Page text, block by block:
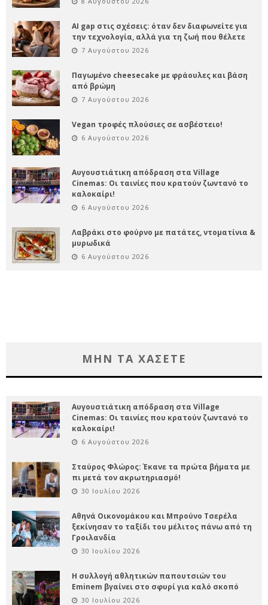
AI gap στις σχέσεις: όταν δεν διαφωνείτε για
την τεχνολογία, αλλά για τη ζωή που θέλετε
7 Αυγούστου 2026
Παγωμένο cheesecake με φράουλες και βάση
από βρώμη
7 Αυγούστου 2026
Vegan τροφές πλούσιες σε ασβέστειο!
6 Αυγούστου 2026
Αυγουστιάτικη απόδραση στα Village
Cinemas: Οι ταινίες που κρατούν ζωντανό το
καλοκαίρι!
6 Αυγούστου 2026
Λαβράκι στο φούρνο με πατάτες, ντοματίνια &
μυρωδικά
6 Αυγούστου 2026
ΜΗΝ ΤΑ ΧΑΣΕΤΕ
Αυγουστιάτικη απόδραση στα Village
Cinemas: Οι ταινίες που κρατούν ζωντανό το
καλοκαίρι!
6 Αυγούστου 2026
Σταύρος Φλώρος: Έκανε τα πρώτα βήματα με
πι μετά τον ακρωτηριασμό!
30 Ιουλίου 2026
Αθηνά Οικονομάκου και Μπρούνο Τσερέλα
ξεκίνησαν το ταξίδι του μέλιτος πάνω από τη
Γροιλανδία
30 Ιουλίου 2026
Η συλλογή αθλητικών παπουτσιών του
Eminem βγαίνει στο σφυρί για καλό σκοπό
30 Ιουλίου 2026